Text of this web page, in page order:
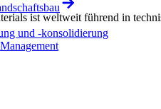
ist weltweit führend in
und -konsolidierung